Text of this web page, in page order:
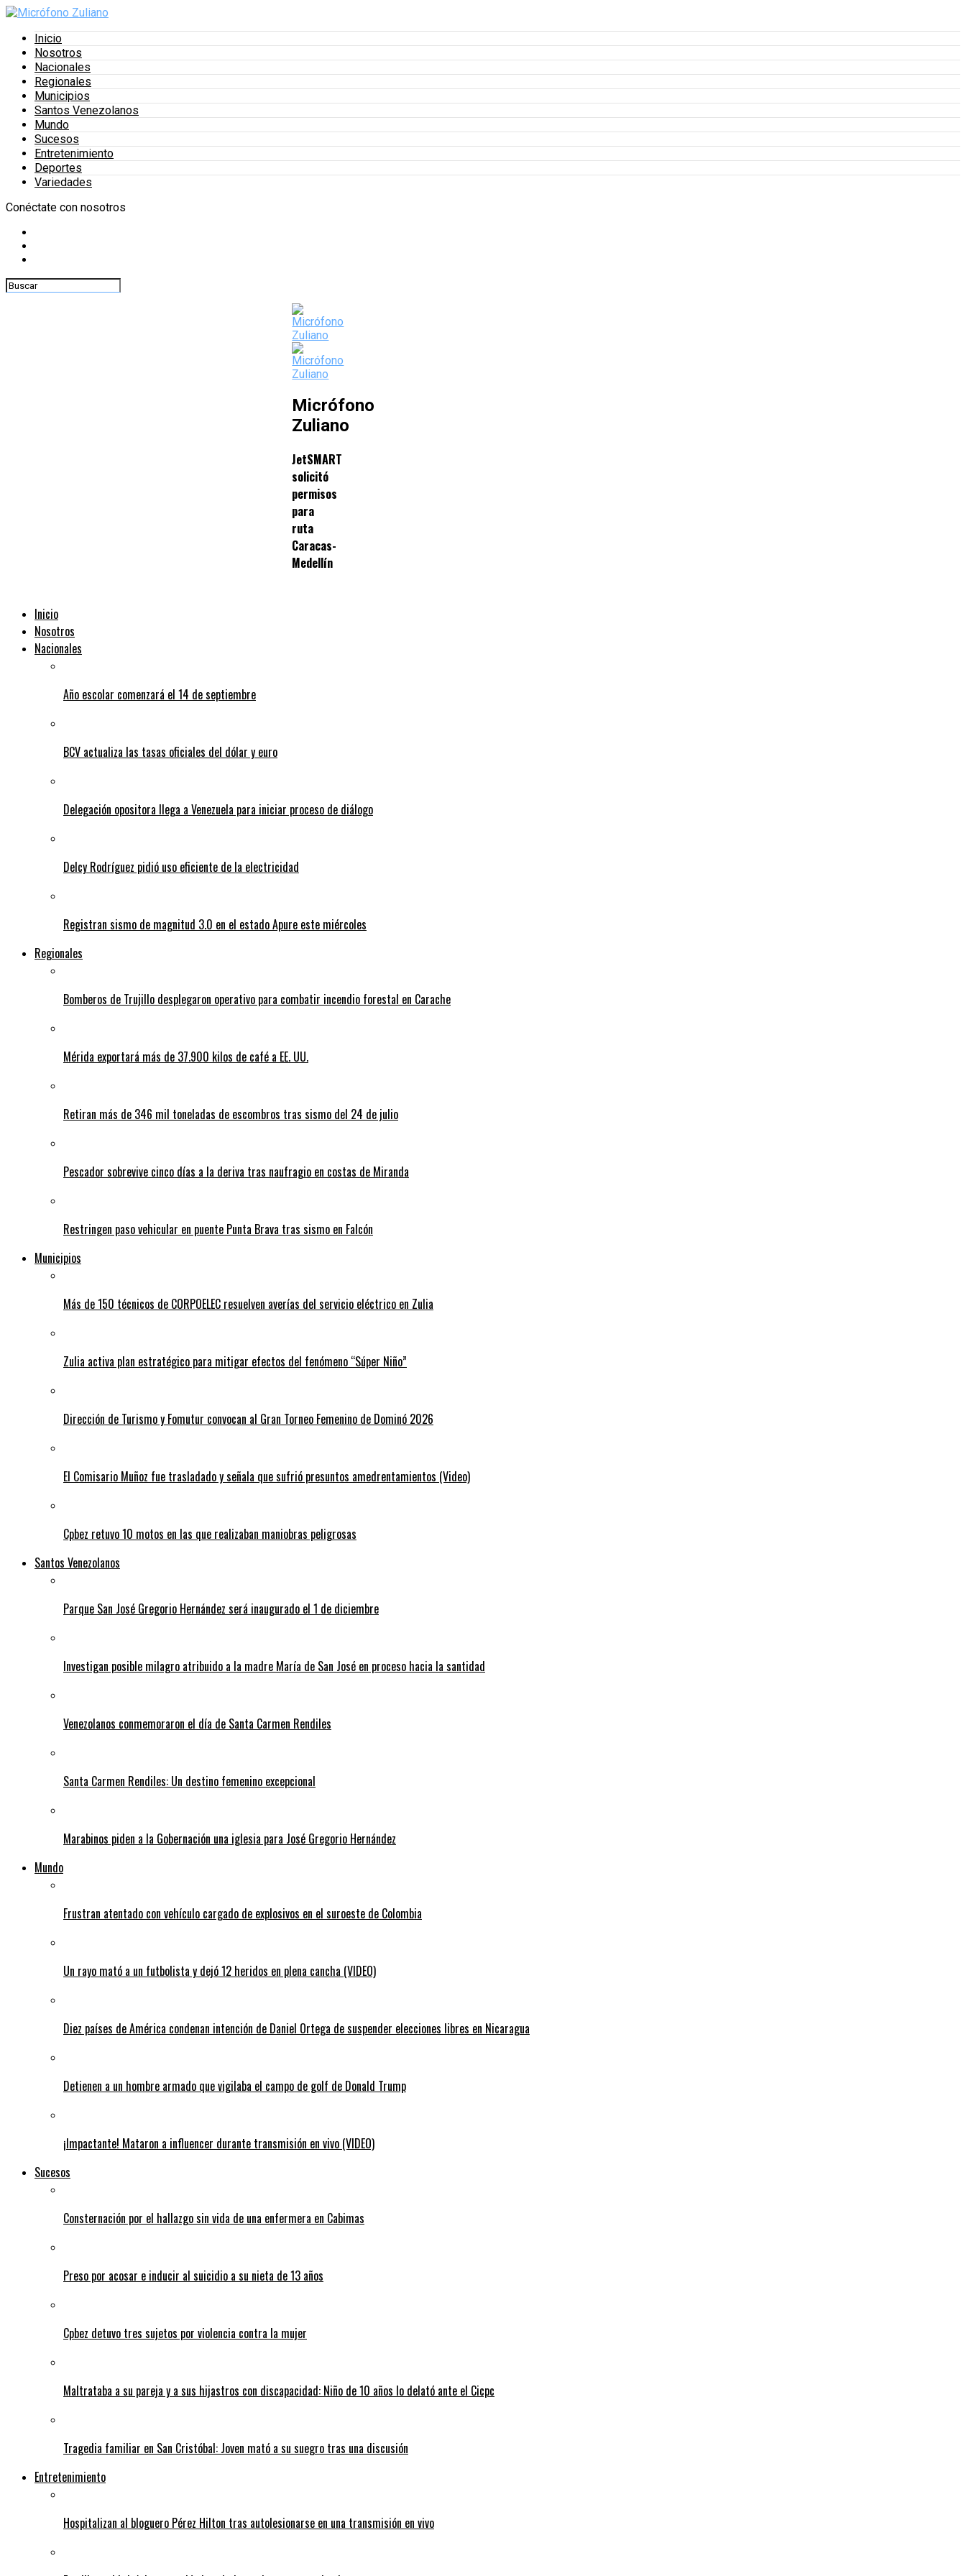
Inicio
Nosotros
Nacionales
Regionales
Municipios
Santos Venezolanos
Mundo
Sucesos
Entretenimiento
Deportes
Variedades
Conéctate con nosotros
Micrófono
Zuliano
JetSMART
solicitó
permisos
para
ruta
Caracas-
Medellín
Inicio
Nosotros
Nacionales
Año escolar comenzará el 14 de septiembre
BCV actualiza las tasas oficiales del dólar y euro
Delegación opositora llega a Venezuela para iniciar proceso de diálogo
Delcy Rodríguez pidió uso eficiente de la electricidad
Registran sismo de magnitud 3.0 en el estado Apure este miércoles
Regionales
Bomberos de Trujillo desplegaron operativo para combatir incendio forestal en Carache
Mérida exportará más de 37.900 kilos de café a EE. UU.
Retiran más de 346 mil toneladas de escombros tras sismo del 24 de julio
Pescador sobrevive cinco días a la deriva tras naufragio en costas de Miranda
Restringen paso vehicular en puente Punta Brava tras sismo en Falcón
Municipios
Más de 150 técnicos de CORPOELEC resuelven averías del servicio eléctrico en Zulia
Zulia activa plan estratégico para mitigar efectos del fenómeno “Súper Niño”
Dirección de Turismo y Fomutur convocan al Gran Torneo Femenino de Dominó 2026
El Comisario Muñoz fue trasladado y señala que sufrió presuntos amedrentamientos (Video)
Cpbez retuvo 10 motos en las que realizaban maniobras peligrosas
Santos Venezolanos
Parque San José Gregorio Hernández será inaugurado el 1 de diciembre
Investigan posible milagro atribuido a la madre María de San José en proceso hacia la santidad
Venezolanos conmemoraron el día de Santa Carmen Rendiles
Santa Carmen Rendiles: Un destino femenino excepcional
Marabinos piden a la Gobernación una iglesia para José Gregorio Hernández
Mundo
Frustran atentado con vehículo cargado de explosivos en el suroeste de Colombia
Un rayo mató a un futbolista y dejó 12 heridos en plena cancha (VIDEO)
Diez países de América condenan intención de Daniel Ortega de suspender elecciones libres en Nicaragua
Detienen a un hombre armado que vigilaba el campo de golf de Donald Trump
¡Impactante! Mataron a influencer durante transmisión en vivo (VIDEO)
Sucesos
Consternación por el hallazgo sin vida de una enfermera en Cabimas
Preso por acosar e inducir al suicidio a su nieta de 13 años
Cpbez detuvo tres sujetos por violencia contra la mujer
Maltrataba a su pareja y a sus hijastros con discapacidad: Niño de 10 años lo delató ante el Cicpc
Tragedia familiar en San Cristóbal: Joven mató a su suegro tras una discusión
Entretenimiento
Hospitalizan al bloguero Pérez Hilton tras autolesionarse en una transmisión en vivo